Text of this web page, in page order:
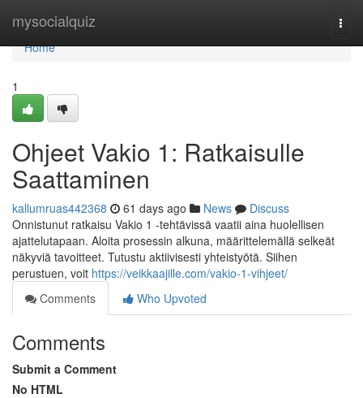
mysocialquiz
Home
Home
1
Ohjeet Vakio 1: Ratkaisulle
Saattaminen
kallumruas442368 61 days ago News
Discuss
Onnistunut ratkaisu Vakio 1 -tehtävissä vaatii aina huolellisen
ajattelutapaan. Aloita prosessin alkuna, määrittelemällä selkeät
näkyviä tavoitteet. Tutustu aktiivisesti yhteistyötä. Siihen
perustuen, voit https://veikkaajille.com/vakio-1-vihjeet/
Comments
Who Upvoted
Comments
Submit a Comment
No HTML